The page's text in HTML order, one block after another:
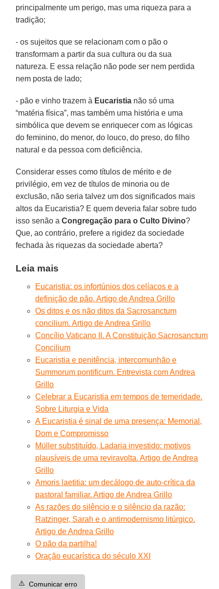
principalmente um perigo, mas uma riqueza para a
tradição;
- os sujeitos que se relacionam com o pão o
transformam a partir da sua cultura ou da sua
natureza. E essa relação não pode ser nem perdida
nem posta de lado;
- pão e vinho trazem à Eucaristia não só uma
“matéria física”, mas também uma história e uma
simbólica que devem se enriquecer com as lógicas
do feminino, do menor, do louco, do preso, do filho
natural e da pessoa com deficiência.
Considerar esses como títulos de mérito e de
privilégio, em vez de títulos de minoria ou de
exclusão, não seria talvez um dos significados mais
altos da Eucaristia? E quem deveria falar sobre tudo
isso senão aCongregação para o Culto Divino?
Que, ao contrário, prefere a rigidez da sociedade
fechada às riquezas da sociedade aberta?
Leia mais
Eucaristia: os infortúnios dos celíacos e a
definição de pão. Artigo de Andrea Grillo
Os ditos e os não ditos da Sacrosanctum
concilium. Artigo de Andrea Grillo
Concílio Vaticano II. A Constituição Sacrosanctum
Concilium
Eucaristia e penitência, intercomunhão e
Summorum pontificum. Entrevista com Andrea
Grillo
Celebrar a Eucaristia em tempos de temeridade.
Sobre Liturgia e Vida
A Eucaristia é sinal de uma presença: Memorial,
Dom e Compromisso
Müller substituído, Ladaria investido: motivos
plausíveis de uma reviravolta. Artigo de Andrea
Grillo
Amoris laetitia: um decálogo de auto-crítica da
pastoral familiar. Artigo de Andrea Grillo
As razões do silêncio e o silêncio da razão:
Ratzinger, Sarah e o antimodernismo litúrgico.
Artigo de Andrea Grillo
O pão da partilha!
Oração eucarística do século XXI
⚠️ Comunicar erro